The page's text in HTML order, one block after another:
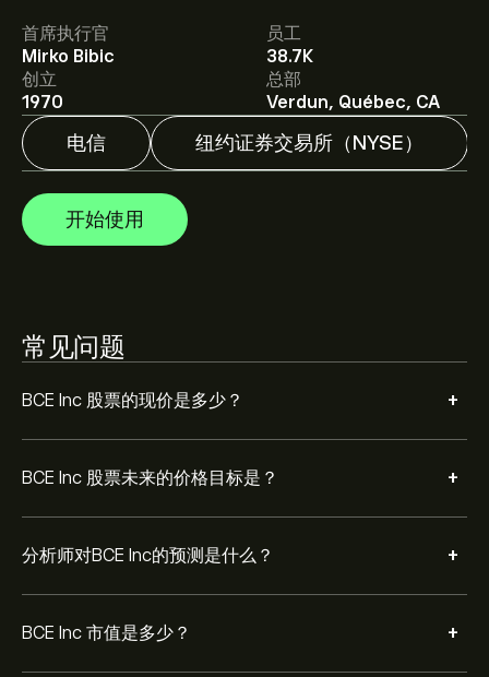
首席执行官
Mirko Bibic
员工
38.7K
创立
1970
总部
Verdun, Québec, CA
电信 纽约证券交易所（NYSE）
开始使用
常见问题
BCE Inc 股票的现价是多少？ +
BCE Inc 股票未来的价格目标是？ +
细的分析师预测及价格目标。
分析师对BCE Inc的预测是什么？ +
分析师根据市场趋势、财务报告和预期增长对BCE Inc的预
测。查看最新预测，了解未来价格走势。
BCE Inc 市值是多少？ +
BCE Inc 市值为 ‎$‎21.21B 美元